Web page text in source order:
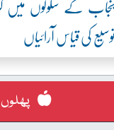
کی قیاس آرائیاں